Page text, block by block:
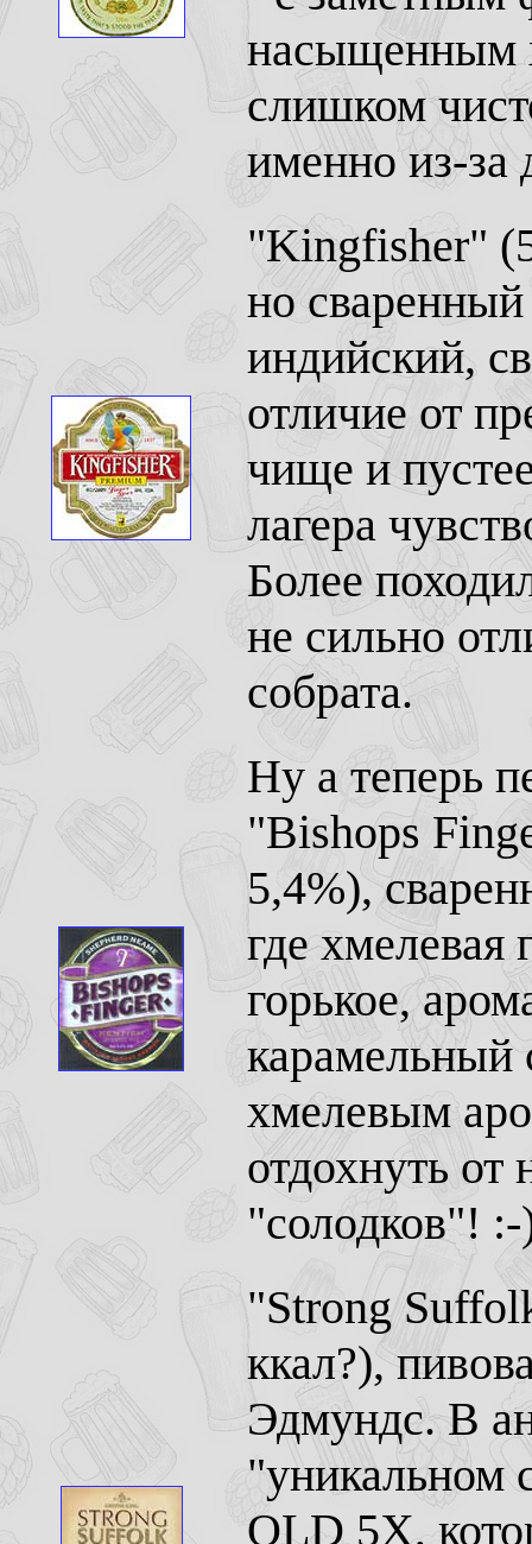
насыщенным
слишком
именно из-за
"Kingfisher"
но
индийский,
отличие от
чище и
лагера
Более
не сильно
собрата.
Ну а теперь
"Bishops
5,4%),
где
горькое,
карамельный
хмелевым
отдохнуть
"солодков"!
"Strong
ккал?),
Эдмундс. В
"уникальном
OLD 5X,